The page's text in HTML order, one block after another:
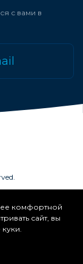
с вами в
комфортной
сайт, вы